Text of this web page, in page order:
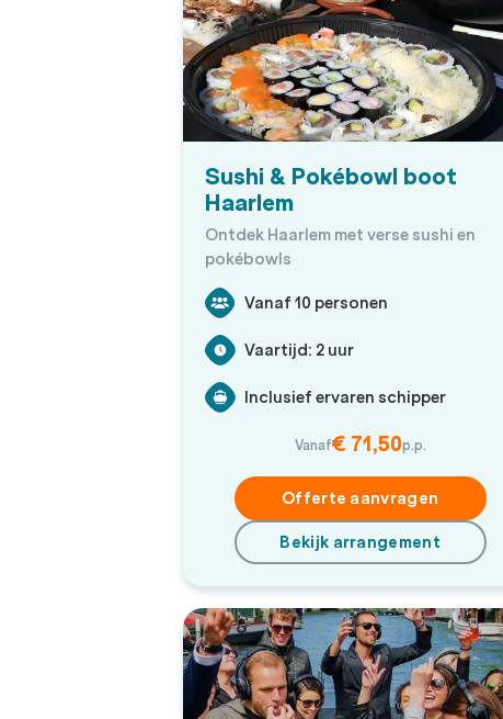
Sushi & Pokébowl boot
Haarlem
Ontdek Haarlem met verse sushi en
pokébowls
Vanaf 10 personen
Vaartijd: 2 uur
Inclusief ervaren schipper
Vanaf€ 71,50p.p.
Offerte aanvragen
Bekijk arrangement